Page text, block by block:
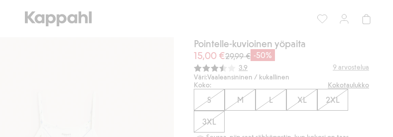
Pointelle-kuvioinen yöpaita
15,00 €29,99 € -50%
Keskimääräinen luokitus:
3.9 9 arvostelua
Väri:Vaaleansininen / kukallinen
Koko:
Kokotaulukko
S M L XL 2XL
3XL